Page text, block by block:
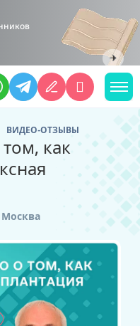
ВИДЕО-ОТЗЫВЫ
как
Москва